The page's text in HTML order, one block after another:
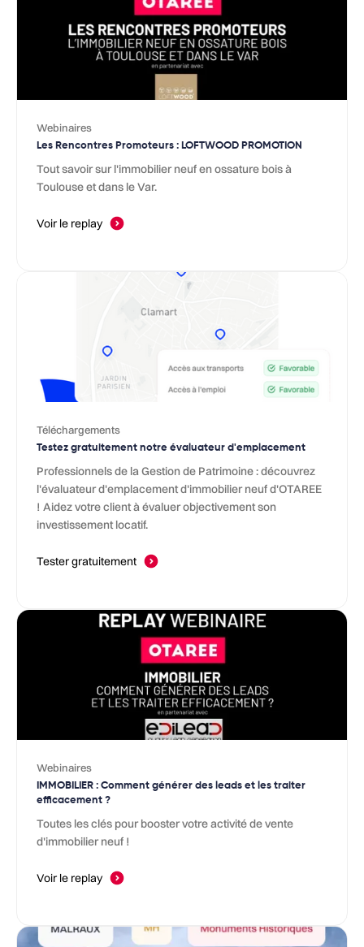
Webinaires
Les Rencontres Promoteurs : LOFTWOOD PROMOTION
Tout savoir sur l'immobilier neuf en ossature bois à
Toulouse et dans le Var.
Voir le replay
Téléchargements
Testez gratuitement notre évaluateur d'emplacement
Professionnels de la Gestion de Patrimoine : découvrez
l'évaluateur d'emplacement d'immobilier neuf d'OTAREE
! Aidez votre client à évaluer objectivement son
investissement locatif.
Tester gratuitement
Webinaires
IMMOBILIER : Comment générer des leads et les traiter
efficacement ?
Toutes les clés pour booster votre activité de vente
d'immobilier neuf !
Voir le replay